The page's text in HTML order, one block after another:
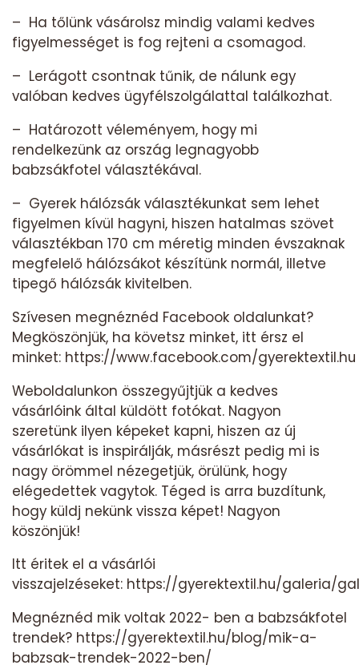
– Ha tőlünk vásárolsz mindig valami kedves
figyelmességet is fog rejteni a csomagod.
– Lerágott csontnak tűnik, de nálunk egy
valóban kedves ügyfélszolgálattal találkozhat.
– Határozott véleményem, hogy mi
rendelkezünk az ország legnagyobb
babzsákfotel választékával.
– Gyerek hálózsák választékunkat sem lehet
figyelmen kívül hagyni, hiszen hatalmas szövet
választékban 170 cm méretig minden évszaknak
megfelelő hálózsákot készítünk normál, illetve
tipegő hálózsák kivitelben.
Szívesen megnéznéd Facebook oldalunkat?
Megköszönjük, ha követsz minket, itt érsz el
minket: https://www.facebook.com/gyerektextil.hu
Weboldalunkon összegyűjtjük a kedves
vásárlóink által küldött fotókat. Nagyon
szeretünk ilyen képeket kapni, hiszen az új
vásárlókat is inspirálják, másrészt pedig mi is
nagy örömmel nézegetjük, örülünk, hogy
elégedettek vagytok. Téged is arra buzdítunk,
hogy küldj nekünk vissza képet! Nagyon
köszönjük!
Itt éritek el a vásárlói
visszajelzéseket: https://gyerektextil.hu/galeria/
Megnéznéd mik voltak 2022- ben a babzsákfotel
trendek? https://gyerektextil.hu/blog/mik-a-
babzsak-trendek-2022-ben/